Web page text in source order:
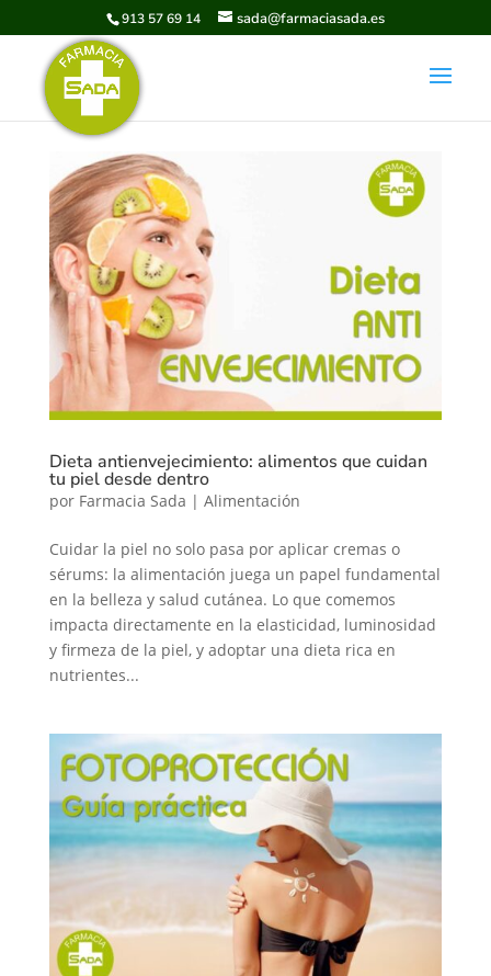
913 57 69 14 sada@farmaciasada.es
Dieta antienvejecimiento: alimentos que cuidan
tu piel desde dentro
por Farmacia Sada | Alimentación
Cuidar la piel no solo pasa por aplicar cremas o
sérums: la alimentación juega un papel fundamental
en la belleza y salud cutánea. Lo que comemos
impacta directamente en la elasticidad, luminosidad
y firmeza de la piel, y adoptar una dieta rica en
nutrientes...